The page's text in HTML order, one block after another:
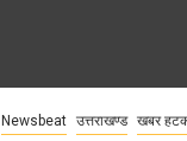
Newsbeat उत्तराखण्ड खबर